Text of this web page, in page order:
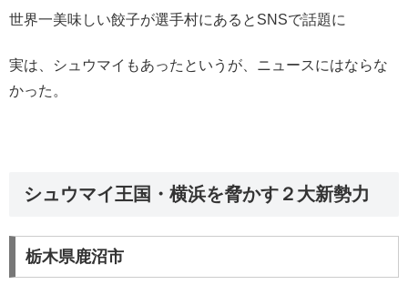
世界一美味しい餃子が選手村にあるとSNSで話題に
実は、シュウマイもあったというが、ニュースにはならな
かった。
シュウマイ王国・横浜を脅かす２大新勢力
栃木県鹿沼市